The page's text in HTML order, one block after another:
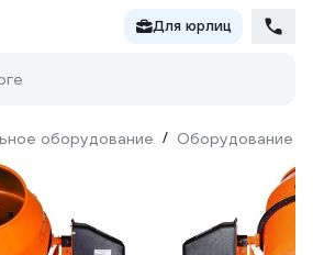
Для юрлиц
оборудование / Оборудование